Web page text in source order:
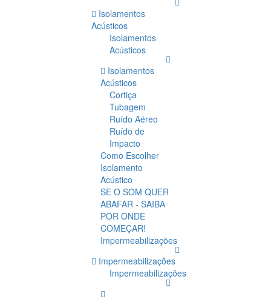
Isolamentos
Acústicos
Isolamentos
Acústicos
Isolamentos
Acústicos
Cortiça
Tubagem
Ruído Aéreo
Ruído de
Impacto
Como Escolher
Isolamento
Acústico
SE O SOM QUER
ABAFAR - SAIBA
POR ONDE
COMEÇAR!
Impermeabilizações
Impermeabilizações
Impermeabilizações